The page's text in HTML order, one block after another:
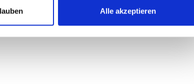
Alle akzeptieren